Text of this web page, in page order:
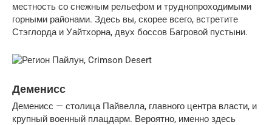
местность со снежным рельефом и труднопроходимыми
горными районами. Здесь вы, скорее всего, встретите
Стэглорда и Уайтхорна, двух боссов Багровой пустыни.
Деменисс
Деменисс — столица Пайвелла, главного центра власти, и
крупный военный плацдарм. Вероятно, именно здесь